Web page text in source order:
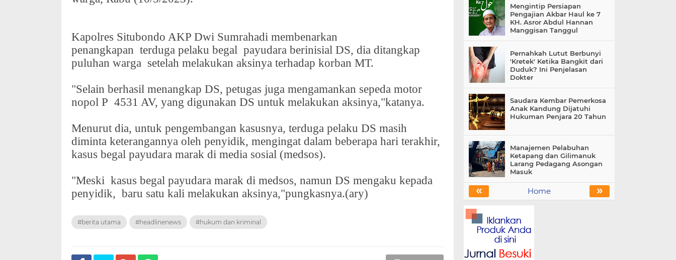
Kapolres Situbondo AKP Dwi Sumrahadi membenarkan
penangkapan terduga pelaku begal payudara berinisial DS, dia ditangkap
puluhan warga setelah melakukan aksinya terhadap korban MT.
"Selain berhasil menangkap DS, petugas juga mengamankan sepeda motor
nopol P 4531 AV, yang digunakan DS untuk melakukan aksinya,"katanya.
Menurut dia, untuk pengembangan kasusnya, terduga pelaku DS masih
diminta keterangannya oleh penyidik, mengingat dalam beberapa hari terakhir,
kasus begal payudara marak di media sosial (medsos).
"Meski kasus begal payudara marak di medsos, namun DS mengaku kepada
penyidik, baru satu kali melakukan aksinya,"pungkasnya.(ary)
#berita utama #headlinenews #hukum dan kriminal
Mengintip Persiapan
Pengajian Akbar Haul ke 7
KH. Asror Abdul Hannan
Manggisan Tanggul
Pernahkah Lutut Berbunyi
'Kretek' Ketika Bangkit dari
Duduk? Ini Penjelasan
Dokter
Saudara Kembar Pemerkosa
Anak Kandung Dijatuhi
Hukuman Penjara 20 Tahun
Manajemen Pelabuhan
Ketapang dan Gilimanuk
Larang Pedagang Asongan
Masuk
« »
Home